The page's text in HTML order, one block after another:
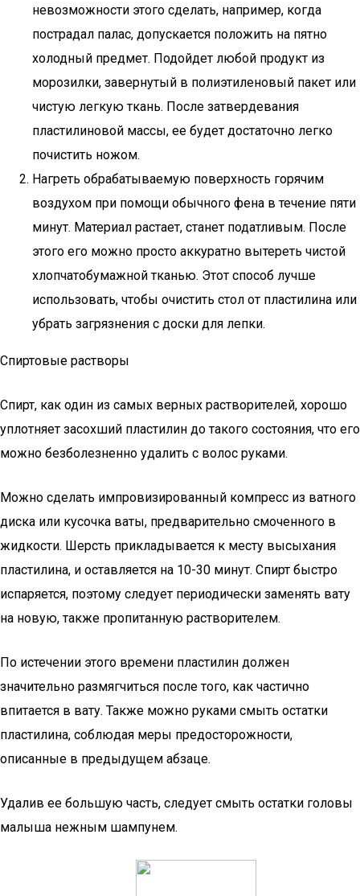
невозможности этого сделать, например, когда
пострадал палас, допускается положить на пятно
холодный предмет. Подойдет любой продукт из
морозилки, завернутый в полиэтиленовый пакет или
чистую легкую ткань. После затвердевания
пластилиновой массы, ее будет достаточно легко
почистить ножом.
Нагреть обрабатываемую поверхность горячим
воздухом при помощи обычного фена в течение пяти
минут. Материал растает, станет податливым. После
этого его можно просто аккуратно вытереть чистой
хлопчатобумажной тканью. Этот способ лучше
использовать, чтобы очистить стол от пластилина или
убрать загрязнения с доски для лепки.
Спиртовые растворы
Спирт, как один из самых верных растворителей, хорошо
уплотняет засохший пластилин до такого состояния, что его
можно безболезненно удалить с волос руками.
Можно сделать импровизированный компресс из ватного
диска или кусочка ваты, предварительно смоченного в
жидкости. Шерсть прикладывается к месту высыхания
пластилина, и оставляется на 10-30 минут. Спирт быстро
испаряется, поэтому следует периодически заменять вату
на новую, также пропитанную растворителем.
По истечении этого времени пластилин должен
значительно размягчиться после того, как частично
впитается в вату. Также можно руками смыть остатки
пластилина, соблюдая меры предосторожности,
описанные в предыдущем абзаце.
Удалив ее большую часть, следует смыть остатки головы
малыша нежным шампунем.